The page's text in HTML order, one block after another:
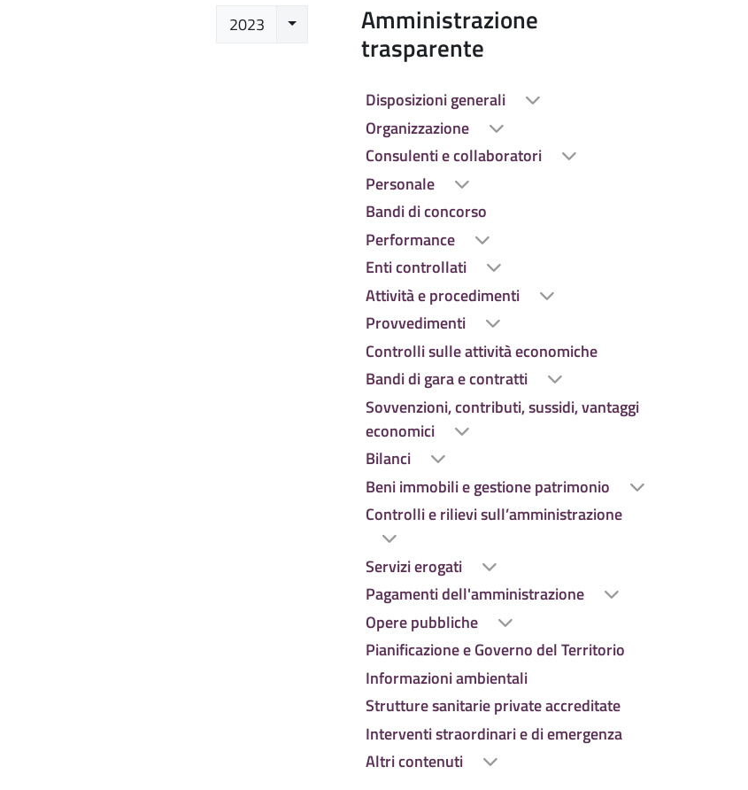
2023
Seleziona l'annoAmministrazione
trasparente
Disposizioni generali
Organizzazione
Consulenti e collaboratori
Personale
Bandi di concorso
Performance
Enti controllati
Attività e procedimenti
Provvedimenti
Controlli sulle attività economiche
Bandi di gara e contratti
Sovvenzioni, contributi, sussidi, vantaggi
economici
Bilanci
Beni immobili e gestione patrimonio
Controlli e rilievi sull’amministrazione
Servizi erogati
Pagamenti dell'amministrazione
Opere pubbliche
Pianificazione e Governo del Territorio
Informazioni ambientali
Strutture sanitarie private accreditate
Interventi straordinari e di emergenza
Altri contenuti